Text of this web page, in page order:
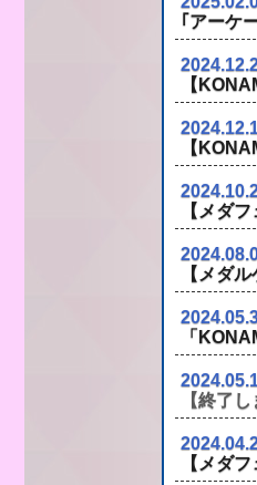
｢アーケ
【
【
【メダ
【メダ
「
【終了
【メダ